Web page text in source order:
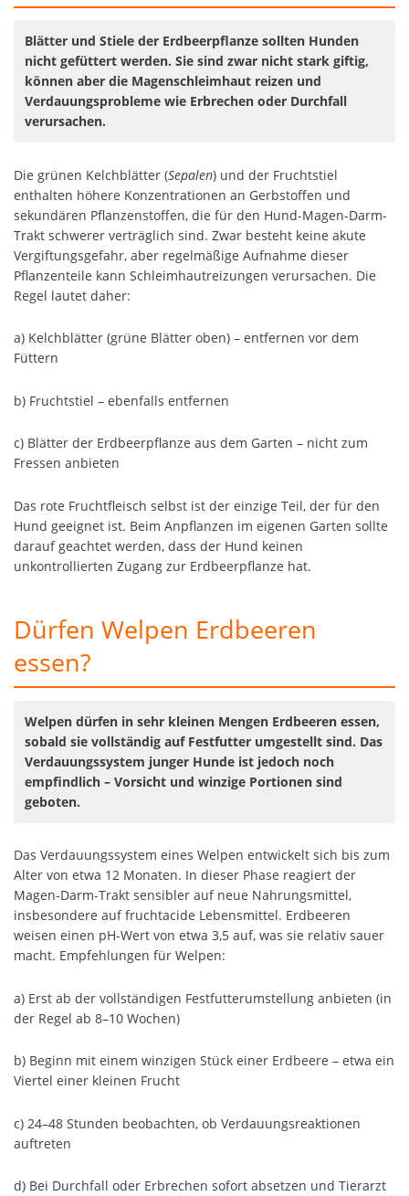
Blätter und Stiele der Erdbeerpflanze sollten Hunden
nicht gefüttert werden. Sie sind zwar nicht stark giftig,
können aber die Magenschleimhaut reizen und
Verdauungsprobleme wie Erbrechen oder Durchfall
verursachen.
Die grünen Kelchblätter (Sepalen) und der Fruchtstiel
enthalten höhere Konzentrationen an Gerbstoffen und
sekundären Pflanzenstoffen, die für den Hund-Magen-Darm-
Trakt schwerer verträglich sind. Zwar besteht keine akute
Vergiftungsgefahr, aber regelmäßige Aufnahme dieser
Pflanzenteile kann Schleimhautreizungen verursachen. Die
Regel lautet daher:
a) Kelchblätter (grüne Blätter oben) – entfernen vor dem
Füttern
b) Fruchtstiel – ebenfalls entfernen
c) Blätter der Erdbeerpflanze aus dem Garten – nicht zum
Fressen anbieten
Das rote Fruchtfleisch selbst ist der einzige Teil, der für den
Hund geeignet ist. Beim Anpflanzen im eigenen Garten sollte
darauf geachtet werden, dass der Hund keinen
unkontrollierten Zugang zur Erdbeerpflanze hat.
Dürfen Welpen Erdbeeren
essen?
Welpen dürfen in sehr kleinen Mengen Erdbeeren essen,
sobald sie vollständig auf Festfutter umgestellt sind. Das
Verdauungssystem junger Hunde ist jedoch noch
empfindlich – Vorsicht und winzige Portionen sind
geboten.
Das Verdauungssystem eines Welpen entwickelt sich bis zum
Alter von etwa 12 Monaten. In dieser Phase reagiert der
Magen-Darm-Trakt sensibler auf neue Nahrungsmittel,
insbesondere auf fruchtacide Lebensmittel. Erdbeeren
weisen einen pH-Wert von etwa 3,5 auf, was sie relativ sauer
macht. Empfehlungen für Welpen:
a) Erst ab der vollständigen Festfutterumstellung anbieten (in
der Regel ab 8–10 Wochen)
b) Beginn mit einem winzigen Stück einer Erdbeere – etwa ein
Viertel einer kleinen Frucht
c) 24–48 Stunden beobachten, ob Verdauungsreaktionen
auftreten
d) Bei Durchfall oder Erbrechen sofort absetzen und Tierarzt